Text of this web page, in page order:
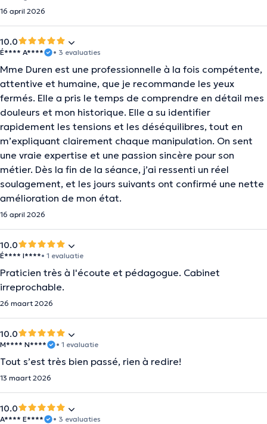
16 april 2026
10.0
É**** A**** • 3 evaluaties
Mme Duren est une professionnelle à la fois compétente,
attentive et humaine, que je recommande les yeux
fermés. Elle a pris le temps de comprendre en détail mes
douleurs et mon historique. Elle a su identifier
rapidement les tensions et les déséquilibres, tout en
m’expliquant clairement chaque manipulation. On sent
une vraie expertise et une passion sincère pour son
métier. Dès la fin de la séance, j’ai ressenti un réel
soulagement, et les jours suivants ont confirmé une nette
amélioration de mon état.
16 april 2026
10.0
É**** I****• 1 evaluatie
Praticien très à l'écoute et pédagogue. Cabinet
irreprochable.
26 maart 2026
10.0
M**** N**** • 1 evaluatie
Tout s’est très bien passé, rien à redire!
13 maart 2026
10.0
A**** E**** • 3 evaluaties